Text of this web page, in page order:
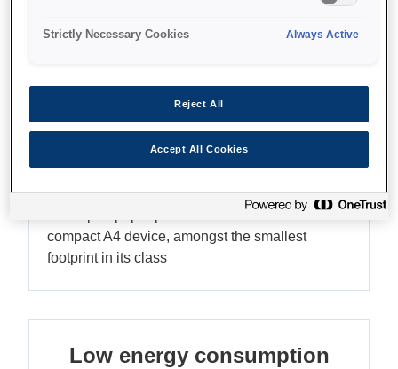
Функції
compact A4 device, amongst the smallest
footprint in its class
Low energy consumption
Strictly Necessary Cookies Always Active
Reject All
Accept All Cookies